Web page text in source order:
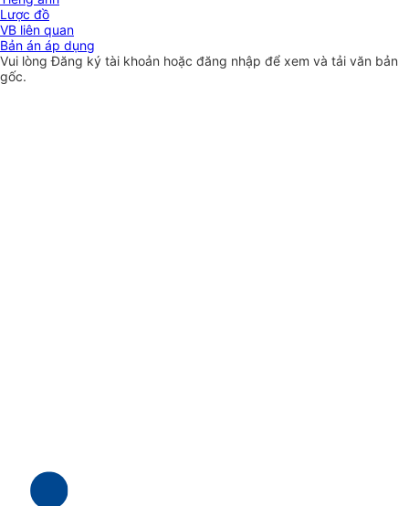
Lược đồ
VB liên quan
Bản án áp dụng
Vui lòngĐăng ký tài khoản hoặc đăng nhập để xem và tải văn bản
gốc.